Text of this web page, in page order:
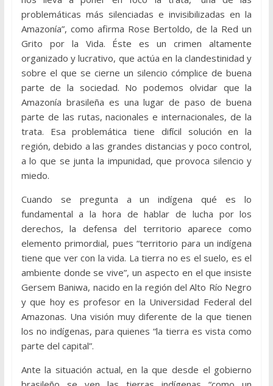
problemáticas más silenciadas e invisibilizadas en la
Amazonía”, como afirma Rose Bertoldo, de la Red un
Grito por la Vida. Éste es un crimen altamente
organizado y lucrativo, que actúa en la clandestinidad y
sobre el que se cierne un silencio cómplice de buena
parte de la sociedad. No podemos olvidar que la
Amazonía brasileña es una lugar de paso de buena
parte de las rutas, nacionales e internacionales, de la
trata. Esa problemática tiene difícil solución en la
región, debido a las grandes distancias y poco control,
a lo que se junta la impunidad, que provoca silencio y
miedo.
Cuando se pregunta a un indígena qué es lo
fundamental a la hora de hablar de lucha por los
derechos, la defensa del territorio aparece como
elemento primordial, pues “territorio para un indígena
tiene que ver con la vida. La tierra no es el suelo, es el
ambiente donde se vive”, un aspecto en el que insiste
Gersem Baniwa, nacido en la región del Alto Río Negro
y que hoy es profesor en la Universidad Federal del
Amazonas. Una visión muy diferente de la que tienen
los no indígenas, para quienes “la tierra es vista como
parte del capital”.
Ante la situación actual, en la que desde el gobierno